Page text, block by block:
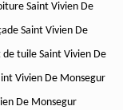
Saint Vivien De
Saint Vivien De
tuile Saint Vivien De
Vivien De Monsegur
De Monsegur